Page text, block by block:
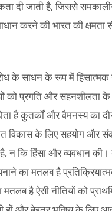
दी जाती है, जिससे
करने की भारत की क्षमता
के साधन के रूप में हिंसात्मक
को प्रगति और सहनशीलता के
है कुतर्कों और वैमनस्य का
विकास के लिए सहयोग और
न कि हिंसा और व्यवधान
का मतलब है
है ऐसी नीतियों को